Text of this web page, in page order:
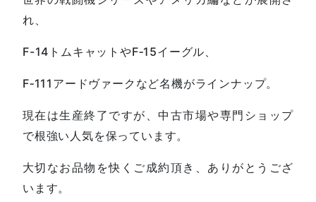
れ、
F-14トムキャットやF‑15イーグル、
F‑111アードヴァークなど名機がラインナップ。
現在は生産終了ですが、中古市場や専門ショップ
で根強い人気を保っています。
大切なお品物を快くご成約頂き、ありがとうござ
います。